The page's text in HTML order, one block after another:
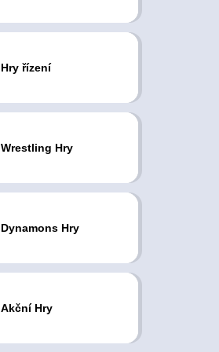
Hry řízení
Wrestling Hry
Dynamons Hry
Akční Hry